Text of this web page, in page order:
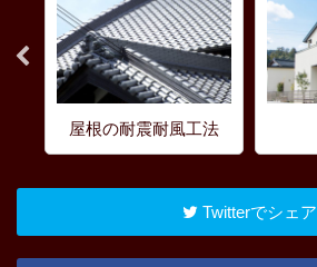
屋根の耐震耐風工法
Twitterでシェア